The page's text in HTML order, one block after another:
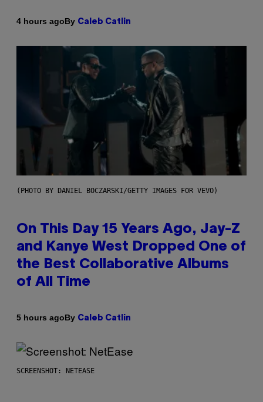
4 hours agoBy Caleb Catlin
(PHOTO BY DANIEL BOCZARSKI/GETTY IMAGES FOR VEVO)
On This Day 15 Years Ago, Jay-Z
and Kanye West Dropped One of
the Best Collaborative Albums
of All Time
5 hours agoBy Caleb Catlin
SCREENSHOT: NETEASE